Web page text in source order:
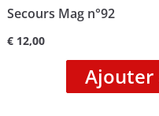
Secours Mag n°92
€12,00
Ajouter